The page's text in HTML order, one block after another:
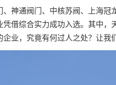
神通阀门、中核苏阀、上海冠
借综合实力成功入选。其中，
业，究竟有何过人之处？让我